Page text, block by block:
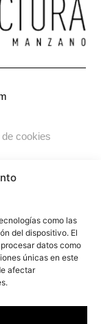
como las
del dispositivo. El
datos como
únicas en este
afectar
cookies